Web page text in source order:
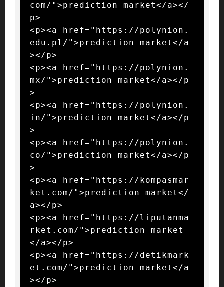
com/">prediction market</a></
p>
<p><a href="https://polynion.
edu.pl/">prediction market</a
></p>
<p><a href="https://polynion.
mx/">prediction market</a></p
>
<p><a href="https://polynion.
in/">prediction market</a></p
>
<p><a href="https://polynion.
co/">prediction market</a></p
>
<p><a href="https://kompasmar
ket.com/">prediction market</
a></p>
<p><a href="https://liputanma
rket.com/">prediction market
</a></p>
<p><a href="https://detikmark
et.com/">prediction market</a
></p>